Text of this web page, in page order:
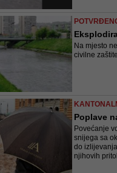
Na mjesto
civilne
Poplave
Povećanje
snijega sa
do
njihovih